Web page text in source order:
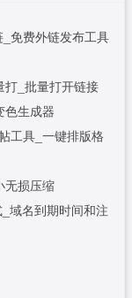
免费外链发布工具
打_批量打开链接
色生成器
工具_一键排版格
无损压缩
域名到期时间和注